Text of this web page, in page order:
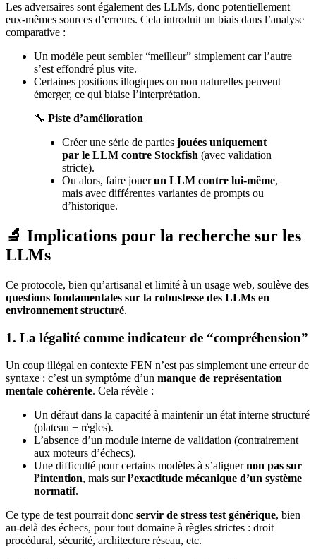
Les adversaires sont également des LLMs, donc potentiellement
eux-mêmes sources d’erreurs. Cela introduit un biais dans l’analyse
comparative :
Un modèle peut sembler “meilleur” simplement car l’autre
s’est effondré plus vite.
Certaines positions illogiques ou non naturelles peuvent
émerger, ce qui biaise l’interprétation.
🔧 Piste d’amélioration
Créer une série de parties jouées uniquement
par le LLM contre Stockfish (avec validation
stricte).
Ou alors, faire jouerun LLM contre lui-même,
mais avec différentes variantes de prompts ou
d’historique.
🔬 Implications pour la recherche sur les
LLMs
Ce protocole, bien qu’artisanal et limité à un usage web, soulève des
questions fondamentales sur la robustesse des LLMs en
environnement structuré.
1. La légalité comme indicateur de “compréhension”
Un coup illégal en contexte FEN n’est pas simplement une erreur de
syntaxe : c’est un symptôme d’un manque de représentation
mentale cohérente. Cela révèle :
Un défaut dans la capacité à maintenir un état interne structuré
(plateau + règles).
L’absence d’un module interne de validation (contrairement
aux moteurs d’échecs).
Une difficulté pour certains modèles à s’alignernon pas sur
l’intention, mais surl’exactitude mécanique d’un système
normatif.
Ce type de test pourrait donc servir de stress test générique, bien
au-delà des échecs, pour tout domaine à règles strictes : droit
procédural, sécurité, architecture réseau, etc.